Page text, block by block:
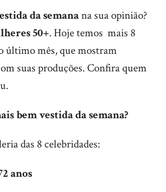
da semanana sua opinião?
50+. Hoje temos mais 8
último mês, que mostram
suas produções. Confira quem
bem vestida da semana?
das 8 celebridades:
anos